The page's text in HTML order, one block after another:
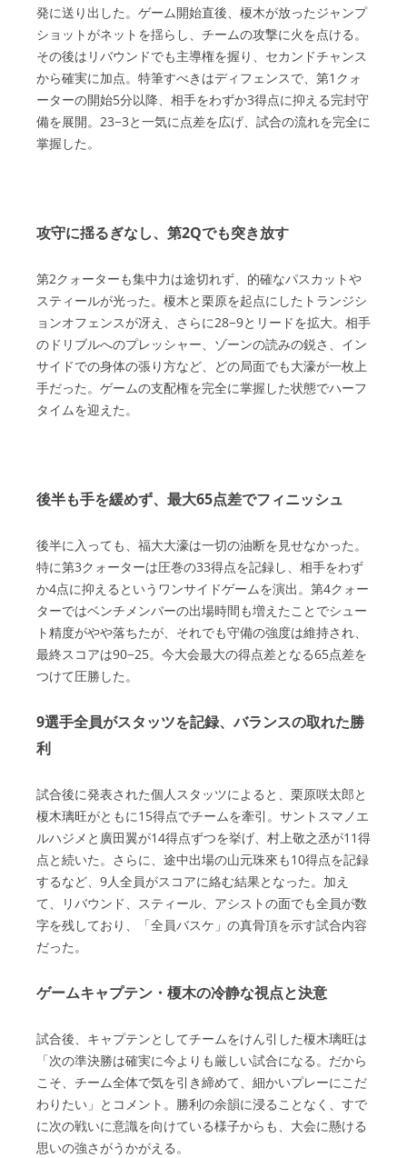
発に送り出した。ゲーム開始直後、榎木が放ったジャンプ
ショットがネットを揺らし、チームの攻撃に火を点ける。
その後はリバウンドでも主導権を握り、セカンドチャンス
から確実に加点。特筆すべきはディフェンスで、第1クォ
ーターの開始5分以降、相手をわずか3得点に抑える完封守
備を展開。23−3と一気に点差を広げ、試合の流れを完全に
掌握した。
攻守に揺るぎなし、第2Qでも突き放す
第2クォーターも集中力は途切れず、的確なパスカットや
スティールが光った。榎木と栗原を起点にしたトランジシ
ョンオフェンスが冴え、さらに28−9とリードを拡大。相手
のドリブルへのプレッシャー、ゾーンの読みの鋭さ、イン
サイドでの身体の張り方など、どの局面でも大濠が一枚上
手だった。ゲームの支配権を完全に掌握した状態でハーフ
タイムを迎えた。
後半も手を緩めず、最大65点差でフィニッシュ
後半に入っても、福大大濠は一切の油断を見せなかった。
特に第3クォーターは圧巻の33得点を記録し、相手をわず
か4点に抑えるというワンサイドゲームを演出。第4クォー
ターではベンチメンバーの出場時間も増えたことでシュー
ト精度がやや落ちたが、それでも守備の強度は維持され、
最終スコアは90−25。今大会最大の得点差となる65点差を
つけて圧勝した。
9選手全員がスタッツを記録、バランスの取れた勝
利
試合後に発表された個人スタッツによると、栗原咲太郎と
榎木璃旺がともに15得点でチームを牽引。サントスマノエ
ルハジメと廣田翼が14得点ずつを挙げ、村上敬之丞が11得
点と続いた。さらに、途中出場の山元珠來も10得点を記録
するなど、9人全員がスコアに絡む結果となった。加え
て、リバウンド、スティール、アシストの面でも全員が数
字を残しており、「全員バスケ」の真骨頂を示す試合内容
だった。
ゲームキャプテン・榎木の冷静な視点と決意
試合後、キャプテンとしてチームをけん引した榎木璃旺は
「次の準決勝は確実に今よりも厳しい試合になる。だから
こそ、チーム全体で気を引き締めて、細かいプレーにこだ
わりたい」とコメント。勝利の余韻に浸ることなく、すで
に次の戦いに意識を向けている様子からも、大会に懸ける
思いの強さがうかがえる。